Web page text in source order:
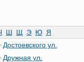
Ш Щ Э Ю Я
Достоевского ул.
Дружная ул.